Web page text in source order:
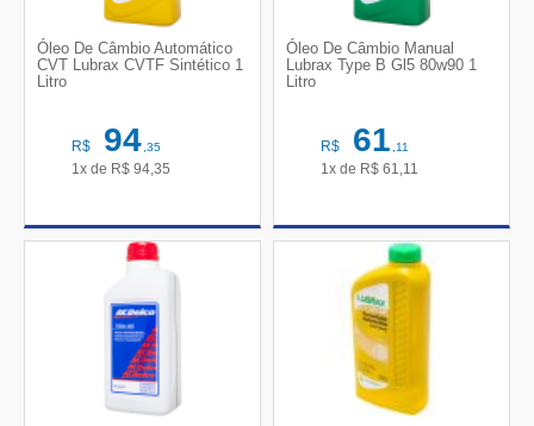
Óleo De Câmbio Automático
CVT Lubrax CVTF Sintético 1
Litro
R$ 94,35
1x de R$ 94,35
Óleo De Câmbio Manual
Lubrax Type B Gl5 80w90 1
Litro
R$ 61,11
1x de R$ 61,11